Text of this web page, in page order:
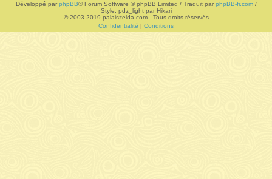
Développé par phpBB® Forum Software © phpBB Limited / Traduit par phpBB-fr.com/
Style: pdz_light par Hikari
© 2003-2019 palaiszelda.com - Tous droits réservés
Confidentialité | Conditions